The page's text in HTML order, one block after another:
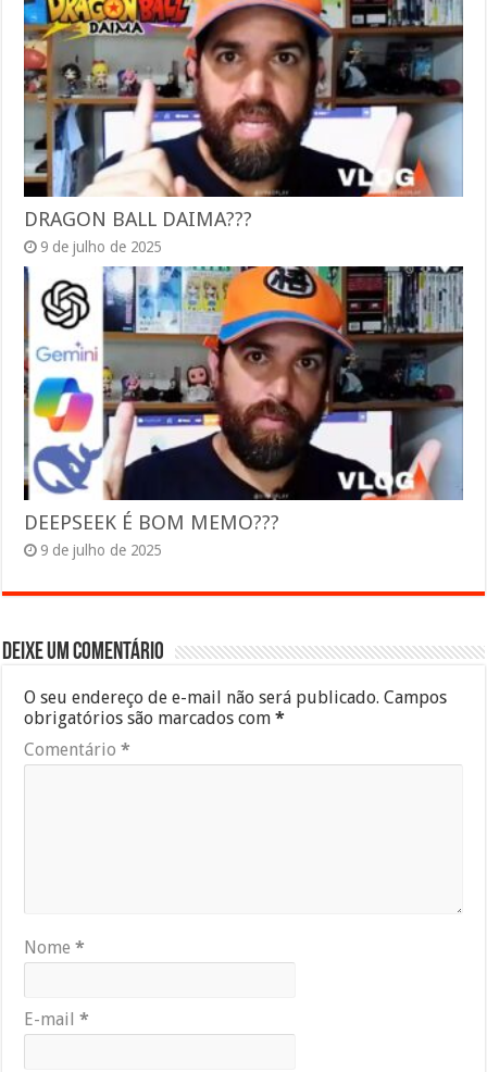
DRAGON BALL DAIMA???
9 de julho de 2025
DEEPSEEK É BOM MEMO???
9 de julho de 2025
Deixe um comentário
O seu endereço de e-mail não será publicado. Campos
obrigatórios são marcados com*
Comentário*
Nome*
E-mail*